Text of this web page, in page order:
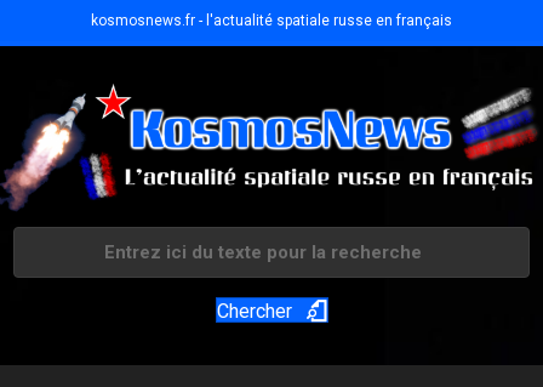
kosmosnews.fr - l'actualité spatiale russe en français
Chercher